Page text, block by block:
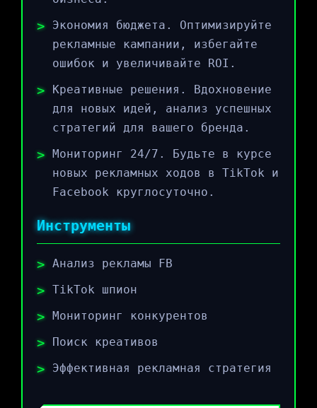
Экономия бюджета. Оптимизируйте
рекламные кампании, избегайте
ошибок и увеличивайте ROI.
Креативные решения. Вдохновение
для новых идей, анализ успешных
стратегий для вашего бренда.
Мониторинг 24/7. Будьте в курсе
новых рекламных ходов в TikTok и
Facebook круглосуточно.
Инструменты
Анализ рекламы FB
TikTok шпион
Мониторинг конкурентов
Поиск креативов
Эффективная рекламная стратегия